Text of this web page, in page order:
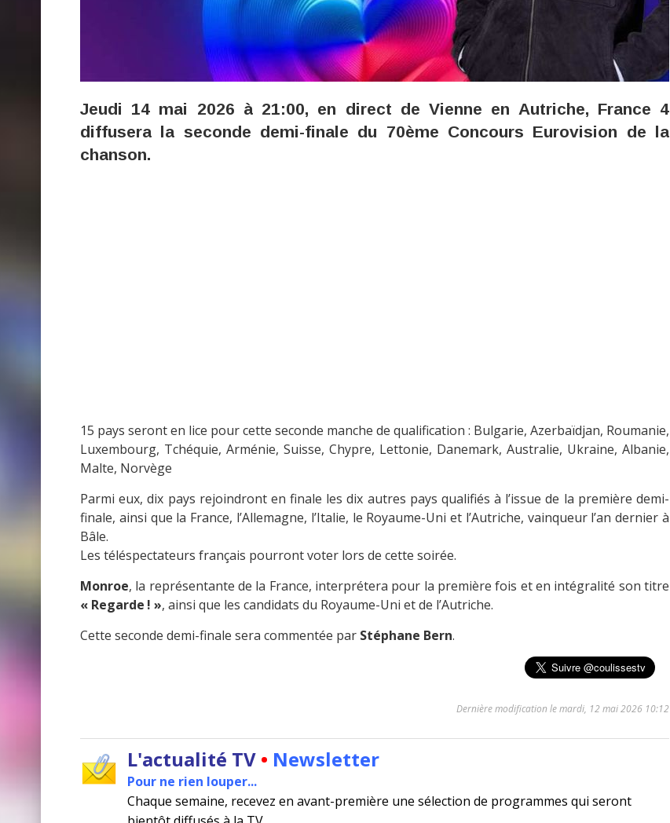
Jeudi 14 mai 2026 à 21:00, en direct de Vienne en Autriche, France 4
diffusera la seconde demi-finale du 70ème Concours Eurovision de la
chanson.
15 pays seront en lice pour cette seconde manche de qualification : Bulgarie, Azerbaïdjan, Roumanie,
Luxembourg, Tchéquie, Arménie, Suisse, Chypre, Lettonie, Danemark, Australie, Ukraine, Albanie,
Malte, Norvège
Parmi eux, dix pays rejoindront en finale les dix autres pays qualifiés à l’issue de la première demi-
finale, ainsi que la France, l’Allemagne, l’Italie, le Royaume-Uni et l’Autriche, vainqueur l’an dernier à
Bâle.
Les téléspectateurs français pourront voter lors de cette soirée.
Monroe, la représentante de la France, interprétera pour la première fois et en intégralité son titre
« Regarde ! », ainsi que les candidats du Royaume-Uni et de l’Autriche.
Cette seconde demi-finale sera commentée par Stéphane Bern.
Dernière modification le mardi, 12 mai 2026 10:12
L'actualité TV • Newsletter
Pour ne rien louper...
Chaque semaine, recevez en avant-première une sélection de programmes qui seront